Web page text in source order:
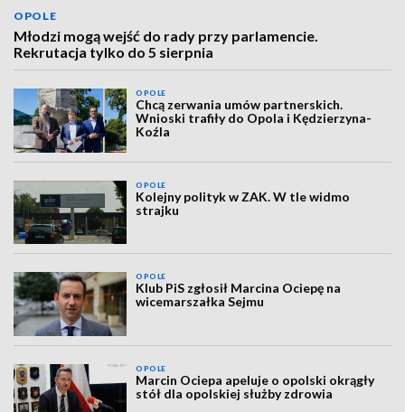
OPOLE
Młodzi mogą wejść do rady przy parlamencie.
Rekrutacja tylko do 5 sierpnia
OPOLE
Chcą zerwania umów partnerskich.
Wnioski trafiły do Opola i Kędzierzyna-
Koźla
OPOLE
Kolejny polityk w ZAK. W tle widmo
strajku
OPOLE
Klub PiS zgłosił Marcina Ociepę na
wicemarszałka Sejmu
OPOLE
Marcin Ociepa apeluje o opolski okrągły
stół dla opolskiej służby zdrowia